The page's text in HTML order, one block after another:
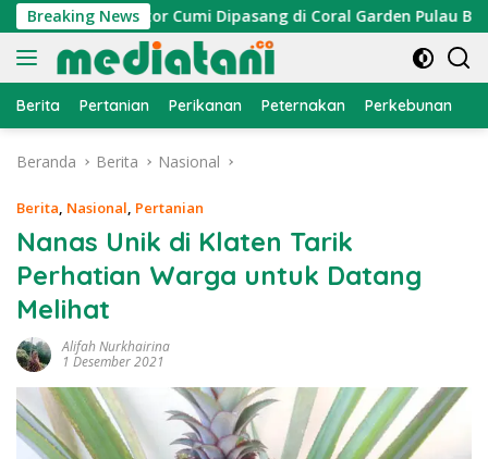
Langsung
ke
konten
Breaking News
Atraktor Cumi Dipasang di Coral Garden Pulau Barrang
Berita Pertanian Perikanan Peternakan Perkebunan
Beranda Berita Nasional
Berita, Nasional, Pertanian
Nanas Unik di Klaten Tarik
Perhatian Warga untuk Datang
Melihat
Alifah Nurkhairina
1 Desember 2021